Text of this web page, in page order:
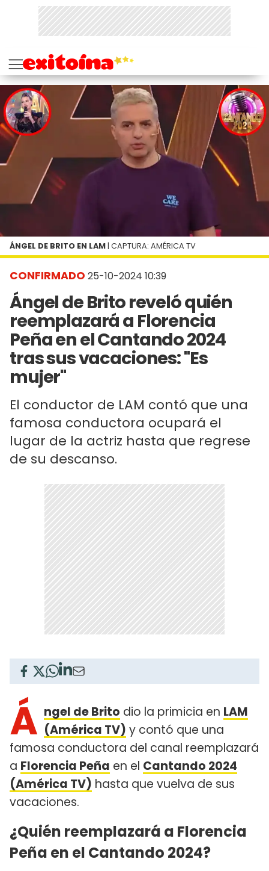
CONFIRMADO 25-10-2024 10:39
Ángel de Brito reveló quién
reemplazará a Florencia
Peña en el Cantando 2024
tras sus vacaciones: "Es
mujer"
El conductor de LAM contó que una
famosa conductora ocupará el
lugar de la actriz hasta que regrese
de su descanso.
ÁNGEL DE BRITO EN LAM | CAPTURA: AMÉRICA TV
Á ngel de Brito dio la primicia en LAM
(América TV) y contó que una
famosa conductora del canal reemplazará
a Florencia Peña en el Cantando 2024
(América TV) hasta que vuelva de sus
vacaciones.
¿Quién reemplazará a Florencia
Peña en el Cantando 2024?